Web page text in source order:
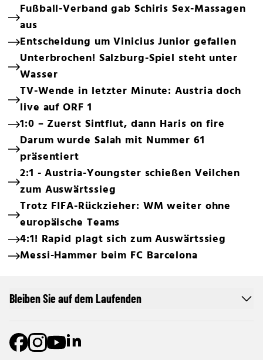
Fußball-Verband gab Schiris Sex-Massagen
aus
Entscheidung um Vinicius Junior gefallen
Unterbrochen! Salzburg-Spiel steht unter
Wasser
TV-Wende in letzter Minute: Austria doch
live auf ORF 1
1:0 – Zuerst Sintflut, dann Haris on fire
Darum wurde Salah mit Nummer 61
präsentiert
2:1 - Austria-Youngster schießen Veilchen
zum Auswärtssieg
Trotz FIFA-Rückzieher: WM weiter ohne
europäische Teams
4:1! Rapid plagt sich zum Auswärtssieg
Messi-Hammer beim FC Barcelona
Bleiben Sie auf dem Laufenden